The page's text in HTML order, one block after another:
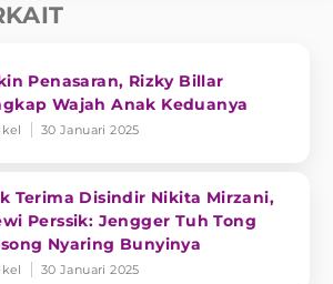
Penasaran, Rizky Billar
Wajah Anak Keduanya
30 Januari 2025
Terima Disindir Nikita Mirzani,
Perssik: Jengger Tuh Tong
Nyaring Bunyinya
30 Januari 2025